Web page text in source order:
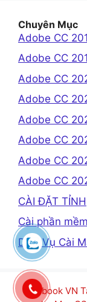
Chuyên Mục
Adobe CC
Adobe CC
Adobe CC
Adobe CC
Adobe CC
Adobe CC
Adobe CC
Adobe CC
CÀI ĐẶT TỈNH
Cài phần
Dịch Vụ Cài
Macbook VN